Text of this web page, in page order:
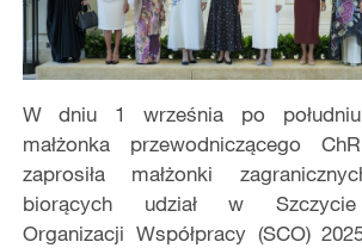
W dniu 1 września po
małżonka przewodniczącego
zaprosiła małżonki
biorących udział w Szczycie
Organizacji Współpracy (SCO)